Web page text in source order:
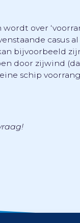
over
casus
bijvoorbeeld
door zijwind
schip